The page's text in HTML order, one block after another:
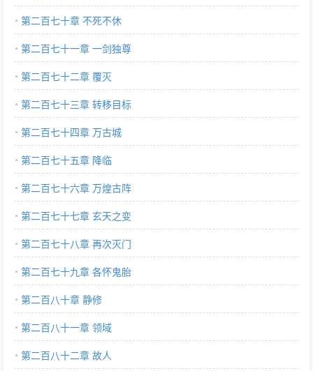
第二百七十章 不死不休
第二百七十一章 一剑独尊
第二百七十二章 覆灭
第二百七十三章 转移目标
第二百七十四章 万古城
第二百七十五章 降临
第二百七十六章 万煌古阵
第二百七十七章 玄天之变
第二百七十八章 再次灭门
第二百七十九章 各怀鬼胎
第二百八十章 静修
第二百八十一章 领域
第二百八十二章 故人